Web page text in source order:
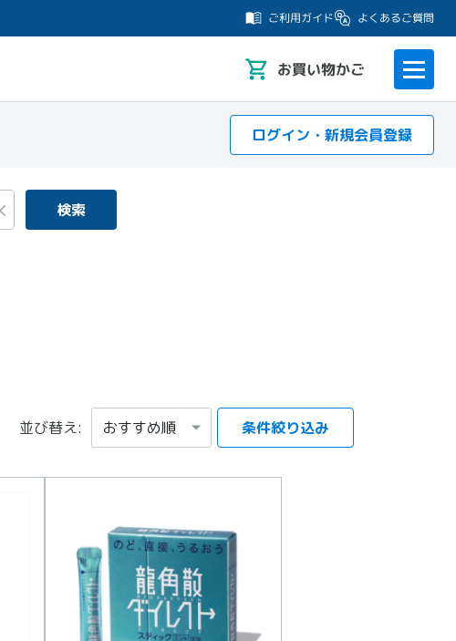
ご利用ガイド よくあるご質問
お買い物かご
ログイン・新規会員登録
検索
並び替え: 条件絞り込み